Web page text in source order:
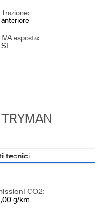
Trazione:
anteriore
IVA esposta:
SI
tecnici
CO2:
g/km